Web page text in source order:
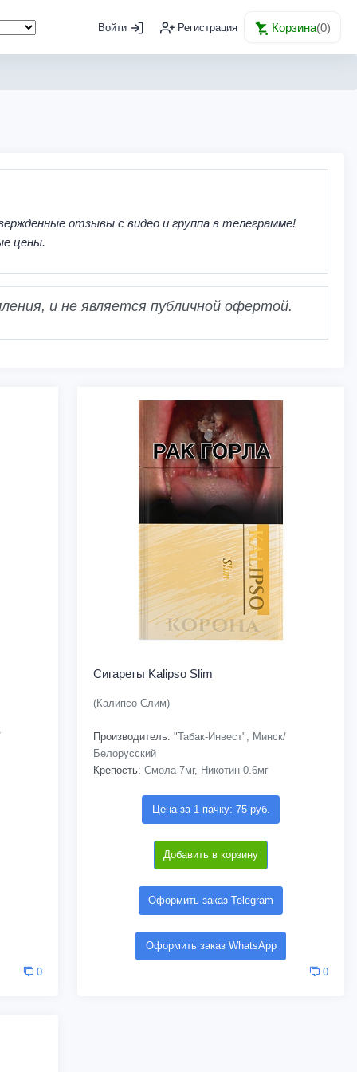
Войти Регистрация Корзина(0)
отзывы с видео и группа в телеграмме!
цены.
и не является публичной офертой.
0
Сигареты Kalipso Slim
(Калипсо Слим)
Производитель: "Табак-Инвест", Минск/
Белорусский
Крепость: Смола-7мг, Никотин-0.6мг
Цена за 1 пачку: 75 руб.
Добавить в корзину
Оформить заказ Telegram
Оформить заказ WhatsApp
0